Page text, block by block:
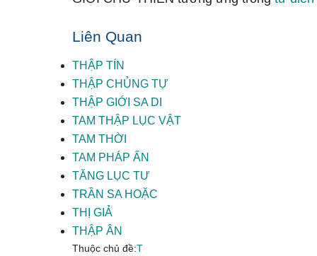
Liên Quan
THẬP TÍN
THẬP CHỦNG TỰ
THẬP GIỚI SA DI
TAM THẬP LỤC VẬT
TAM THỜI
TAM PHÁP ẤN
TĂNG LỤC TƯ
TRẦN SA HOẶC
THỊ GIẢ
THẬP ÂN
Thuộc chủ đề:T